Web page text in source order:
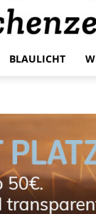
BLAULICHT